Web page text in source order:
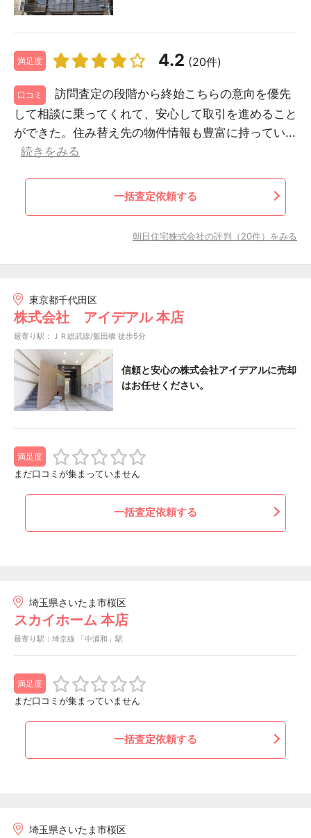
満足度 4.2 (20件)
口コミ
訪問査定の段階から終始こちらの意向を優先
して相談に乗ってくれて、安心して取引を進めること
ができた。住み替え先の物件情報も豊富に持ってい...
続きをみる
一括査定依頼する
朝日住宅株式会社の評判（20件）をみる
東京都千代田区
株式会社 アイデアル 本店
最寄り駅：ＪＲ総武線/飯田橋 徒歩5分
信頼と安心の株式会社アイデアルに売却
はお任せください。
満足度
まだ口コミが集まっていません
一括査定依頼する
埼玉県さいたま市桜区
スカイホーム 本店
最寄り駅：埼京線 「中浦和」駅
満足度
まだ口コミが集まっていません
一括査定依頼する
埼玉県さいたま市桜区